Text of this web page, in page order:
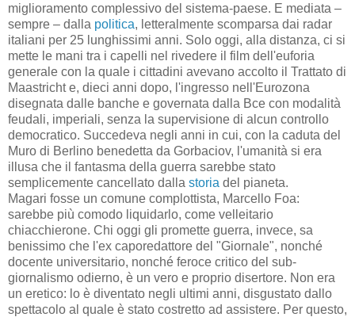
miglioramento complessivo del sistema-paese. E mediata –
sempre – dalla politica, letteralmente scomparsa dai radar
italiani per 25 lunghissimi anni. Solo oggi, alla distanza, ci si
mette le mani tra i capelli nel rivedere il film dell'euforia
generale con la quale i cittadini avevano accolto il Trattato di
Maastricht e, dieci anni dopo, l'ingresso nell'Eurozona
disegnata dalle banche e governata dalla Bce con modalità
feudali, imperiali, senza la supervisione di alcun controllo
democratico. Succedeva negli anni in cui, con la caduta del
Muro di Berlino benedetta da Gorbaciov, l'umanità si era
illusa che il fantasma della guerra sarebbe stato
semplicemente cancellato dalla storia del pianeta.
Magari fosse un comune complottista, Marcello Foa:
sarebbe più comodo liquidarlo, come velleitario
chiacchierone. Chi oggi gli promette guerra, invece, sa
benissimo che l'ex caporedattore del "Giornale", nonché
docente universitario, nonché feroce critico del sub-
giornalismo odierno, è un vero e proprio disertore. Non era
un eretico: lo è diventato negli ultimi anni, disgustato dallo
spettacolo al quale è stato costretto ad assistere. Per questo,